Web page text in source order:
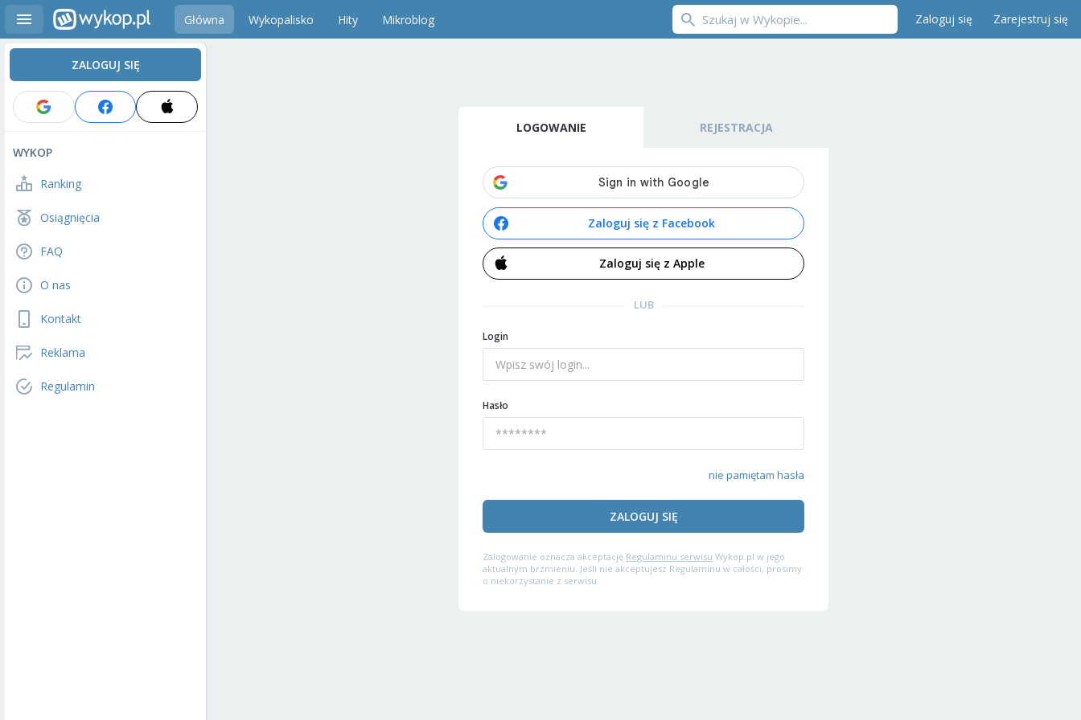
Główna Wykopalisko Hity Mikroblog Zaloguj się Zarejestruj się
ZALOGUJ SIĘ
WYKOP
Ranking
Osiągnięcia
FAQ
O nas
Kontakt
Reklama
Regulamin
LOGOWANIE REJESTRACJA
Zaloguj się z Facebook
Zaloguj się z Apple
LUB
Login
Hasło
nie pamiętam hasła
ZALOGUJ SIĘ
Zalogowanie oznacza akceptację Regulaminu serwisu Wykop.pl w jego
aktualnym brzmieniu. Jeśli nie akceptujesz Regulaminu w całości, prosimy
o niekorzystanie z serwisu.